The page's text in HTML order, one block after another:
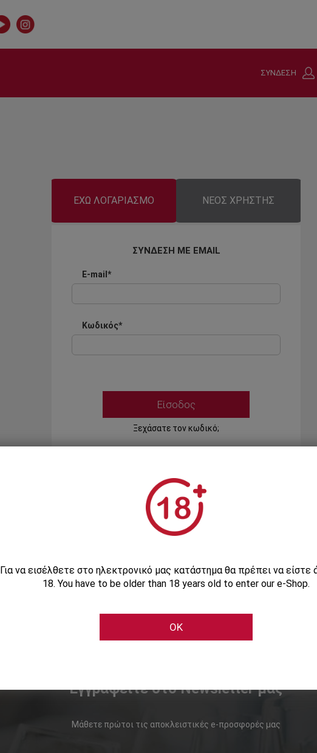
ΣΥΝΔΕΣΗ
ΕΧΩ ΛΟΓΑΡΙΑΣΜΟ ΝΕΟΣ ΧΡΗΣΤΗΣ
ΣΥΝΔΕΣΗ ΜΕ EMAIL
E-mail*
Κωδικός*
Ξεχάσατε τον κωδικό;
ΣΥΝΔΕΣΗ ΜΕ ...
Εγγραφείτε στο Newsletter μας
Μάθετε πρώτοι τις αποκλειστικές e-προσφορές μας
Για να εισέλθετε στο ηλεκτρονικό μας κατάστημα θα πρέπει να
18. You have to be older than 18 years old to enter our e-Shop.
OK